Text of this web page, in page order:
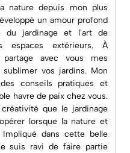
nature depuis mon plus
un amour profond
du jardinage et l'art de
espaces extérieurs. À
avec vous mes
vos jardins. Mon
conseils pratiques et
havre de paix chez vous.
que le jardinage
lorsque la nature et
dans cette belle
suis ravi de faire partie